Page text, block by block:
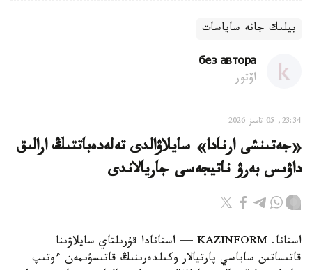
بيلىك جانە ساياسات
без автора
اۆتور
23:34, 05 تامىز 2026
«جەتىنشى ارنادا» سايلاۋالدى تەلەدەباتتىڭ ارالىق
داۋىس بەرۋ ناتيجەسى جاريالاندى
استانا. KAZINFORM — استانادا قۇرىلتاي سايلاۋىنا
قاتىساتىن ساياسي پارتيالار وكىلدەرىنىڭ قاتىسۋىمەن ءوتىپ